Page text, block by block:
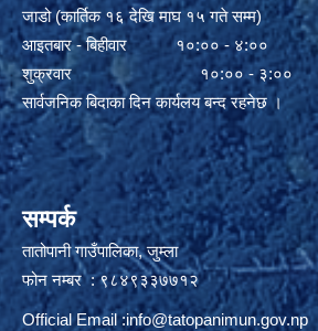
जाडो (कार्तिक १६ देखि माघ १५ गते सम्म)
आइतबार - बिहीवार १०:०० - ४:००
शुक्रवार १०:०० - ३:००
सार्वजनिक बिदाका दिन कार्यलय बन्द रहनेछ ।
सम्पर्क
तातोपानी गाउँपालिका, जुम्ला
फोन नम्बर : ९८४९३३७७१२
Official Email :info@tatopanimun.gov.np